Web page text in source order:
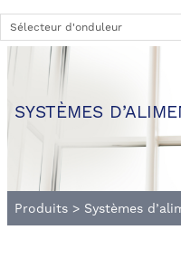
SYSTÈMES
Produits > Systèmes